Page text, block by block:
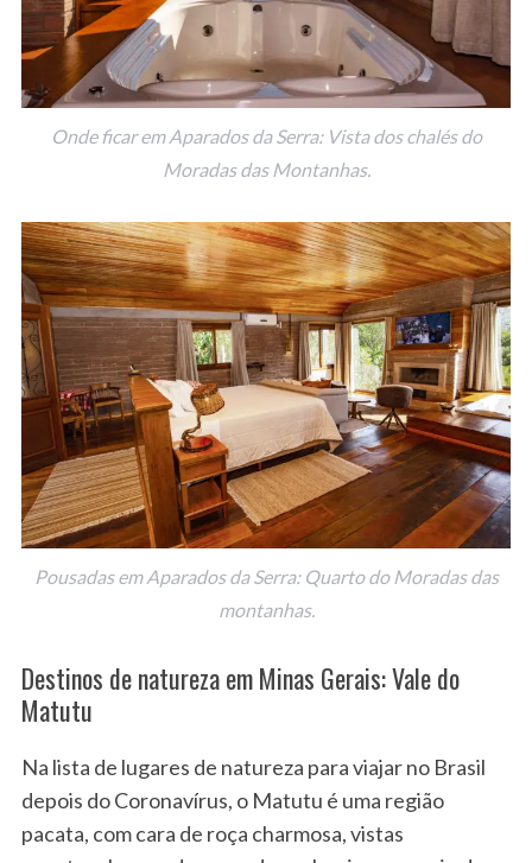
Onde ficar em Aparados da Serra: Vista dos chalés do
Moradas das Montanhas.
Pousadas em Aparados da Serra: Quarto do Moradas das
montanhas.
Destinos de natureza em Minas Gerais: Vale do
Matutu
Na lista de lugares de natureza para viajar no Brasil
depois do Coronavírus, o Matutu é uma região
pacata, com cara de roça charmosa, vistas